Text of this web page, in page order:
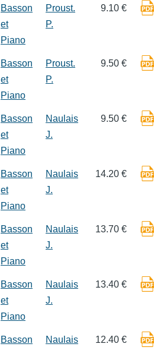
Basson
et
Piano
Proust.
P.
9.10 €
Basson
et
Piano
Proust.
P.
9.50 €
Basson
et
Piano
Naulais
J.
9.50 €
Basson
et
Piano
Naulais
J.
14.20 €
Basson
et
Piano
Naulais
J.
13.70 €
Basson
et
Piano
Naulais
J.
13.40 €
Basson
Naulais
12.40 €